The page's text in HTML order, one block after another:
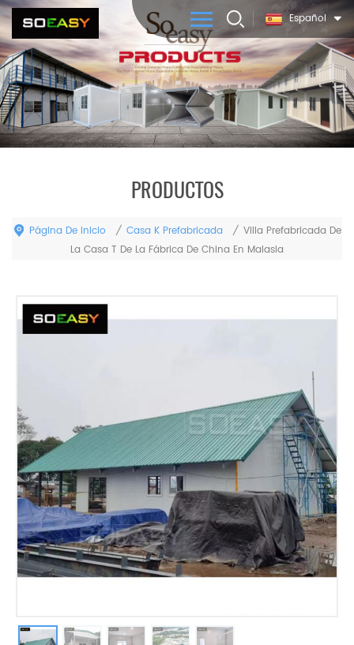
Español
PRODUCTOS
Página De Inicio / Casa K Prefabricada / Villa Prefabricada De
La Casa T De La Fábrica De China En Malasia